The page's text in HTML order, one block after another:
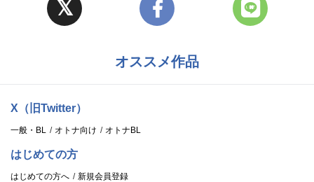
オススメ作品
X（旧Twitter）
一般・BL オトナ向け オトナBL
はじめての方
はじめての方へ 新規会員登録